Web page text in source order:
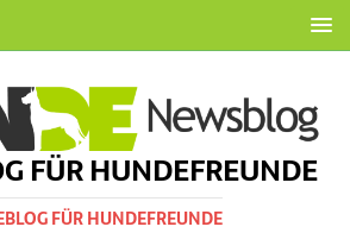
FÜR HUNDEFREUNDE
FÜR HUNDEFREUNDE